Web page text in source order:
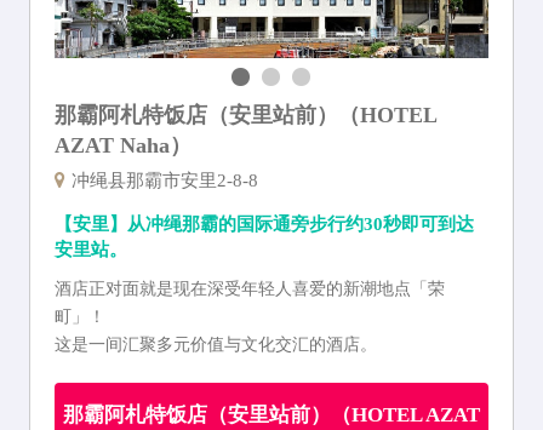
那霸阿札特饭店（安里站前）（HOTEL
AZAT Naha）
冲绳县那霸市安里2-8-8
【安里】从冲绳那霸的国际通旁步行约30秒即可到达
安里站。
酒店正对面就是现在深受年轻人喜爱的新潮地点「荣
町」！
这是一间汇聚多元价值与文化交汇的酒店。
那霸阿札特饭店（安里站前）（HOTEL AZAT